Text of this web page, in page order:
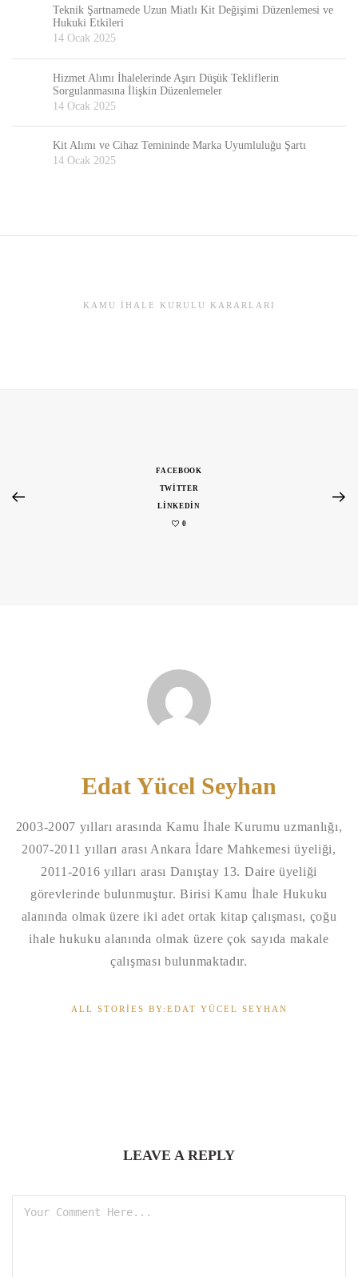
Teknik Şartnamede Uzun Miatlı Kit Değişimi Düzenlemesi ve
Hukuki Etkileri
14 Ocak 2025
Hizmet Alımı İhalelerinde Aşırı Düşük Tekliflerin
Sorgulanmasına İlişkin Düzenlemeler
14 Ocak 2025
Kit Alımı ve Cihaz Temininde Marka Uyumluluğu Şartı
14 Ocak 2025
KAMU İHALE KURULU KARARLARI
FACEBOOK
TWITTER
LINKEDIN
0
Edat Yücel Seyhan
2003-2007 yılları arasında Kamu İhale Kurumu uzmanlığı,
2007-2011 yılları arası Ankara İdare Mahkemesi üyeliği,
2011-2016 yılları arası Danıştay 13. Daire üyeliği
görevlerinde bulunmuştur. Birisi Kamu İhale Hukuku
alanında olmak üzere iki adet ortak kitap çalışması, çoğu
ihale hukuku alanında olmak üzere çok sayıda makale
çalışması bulunmaktadır.
ALL STORIES BY:EDAT YÜCEL SEYHAN
LEAVE A REPLY